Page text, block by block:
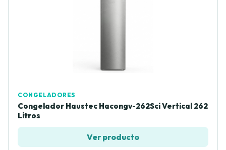
CONGELADORES
Congelador Haustec Hacongv-262Sci Vertical 262
Litros
Ver producto